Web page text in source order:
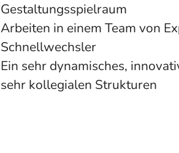
Gestaltungsspielraum
Arbeiten in einem Team von
Schnellwechsler
Ein sehr dynamisches,
sehr kollegialen Strukturen